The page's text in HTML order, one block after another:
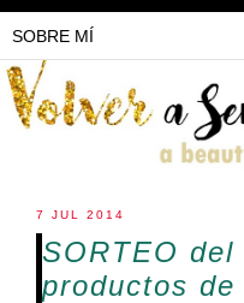
7 JUL 2014
SORTEO
productos de